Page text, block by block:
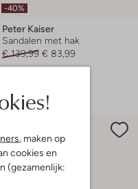
, maken op
cookies en
(gezamenlijk:
-40%
Peter Kaiser
Sandalen met hak
€ 139,99 € 83,99